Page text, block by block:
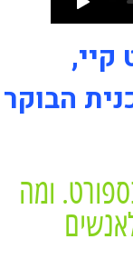
קיי,
הבוקר
ומה